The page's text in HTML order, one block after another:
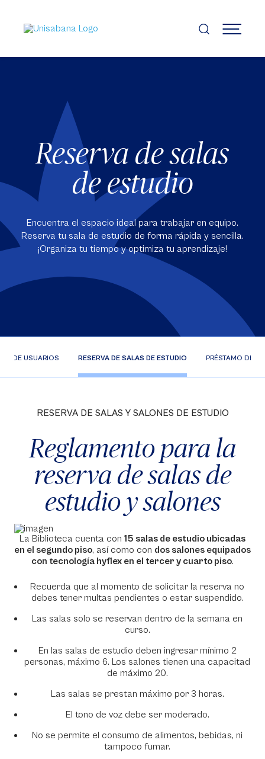
contenido
principal
MENÚ
Reserva de salas
de estudio
Encuentra el espacio ideal para trabajar en equipo.
Reserva tu sala de estudio de forma rápida y sencilla.
¡Organiza tu tiempo y optimiza tu aprendizaje!
DE USUARIOS RESERVA DE SALAS DE ESTUDIO PRÉSTAMO DE
RESERVA DE SALAS Y SALONES DE ESTUDIO
Reglamento para la
reserva de salas de
estudio y salones
La Biblioteca cuenta con 15 salas de estudio ubicadas
en el segundo piso, así como con dos salones equipados
con tecnología hyflex en el tercer y cuarto piso.
Recuerda que al momento de solicitar la reserva no
debes tener multas pendientes o estar suspendido.
Las salas solo se reservan dentro de la semana en
curso.
En las salas de estudio deben ingresar mínimo 2
personas, máximo 6. Los salones tienen una capacitad
de máximo 20.
Las salas se prestan máximo por 3 horas.
El tono de voz debe ser moderado.
No se permite el consumo de alimentos, bebidas, ni
tampoco fumar.